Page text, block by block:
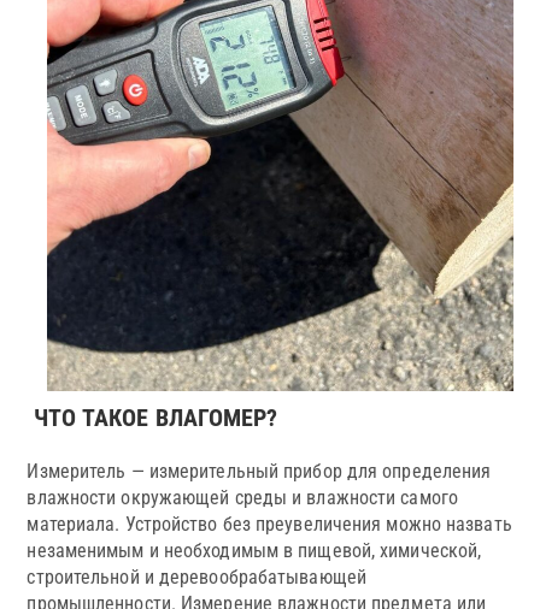
ЧТО ТАКОЕ ВЛАГОМЕР?
Измеритель — измерительный прибор для определения
влажности окружающей среды и влажности самого
материала. Устройство без преувеличения можно назвать
незаменимым и необходимым в пищевой, химической,
строительной и деревообрабатывающей
промышленности. Измерение влажности предмета или